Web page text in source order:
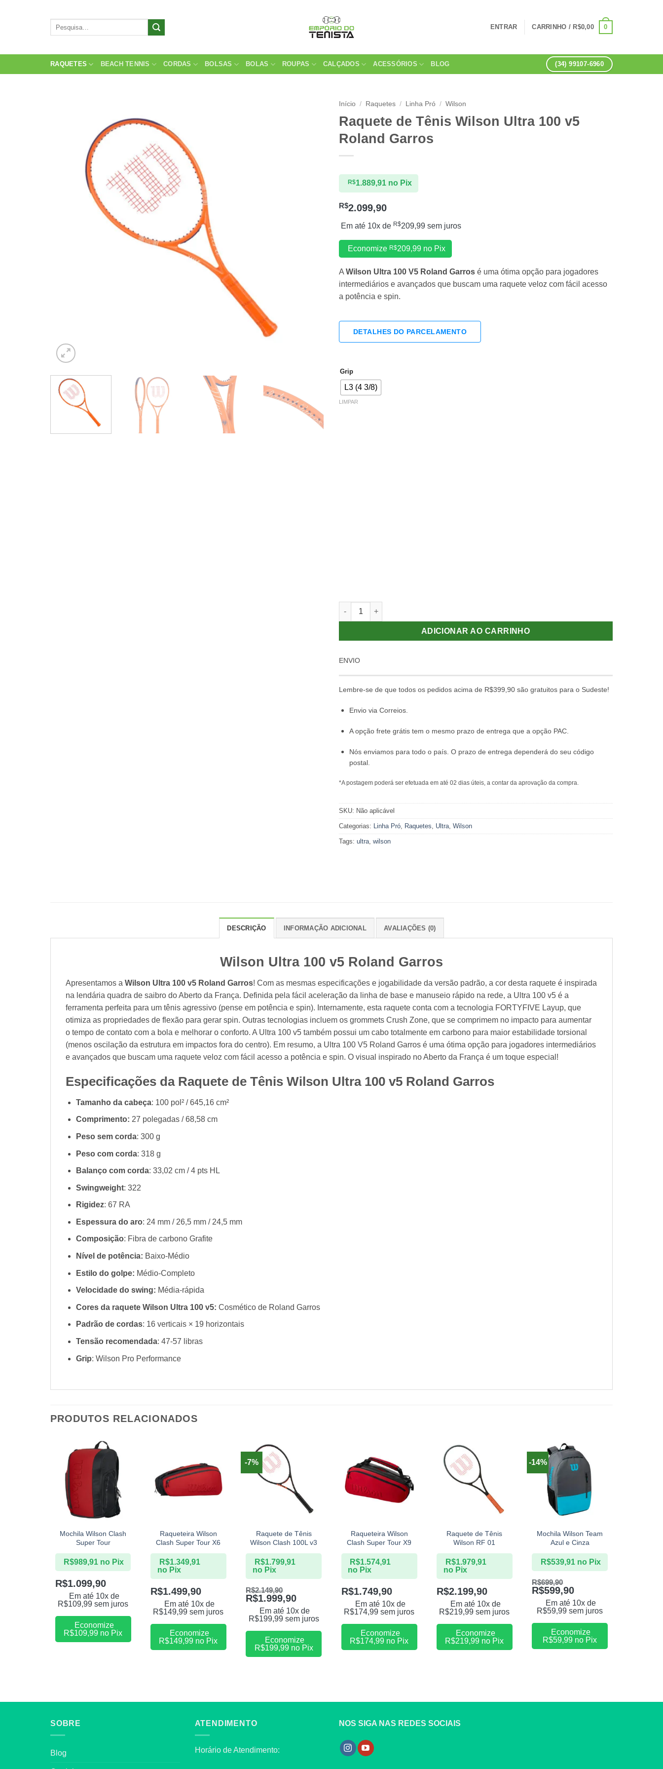
ENTRAR CARRINHO / R$0,00 0
RAQUETES BEACH TENNIS CORDAS BOLSAS BOLAS ROUPAS CALÇADOS ACESSÓRIOS BLOG (34) 99107-6960
Início / Raquetes / Linha Pró / Wilson
Raquete de Tênis Wilson Ultra 100 v5
Roland Garros
R$2.099,90
Em até 10x de R$209,99 sem juros
R$1.889,91 no Pix
Economize R$209,99no Pix
A Wilson Ultra 100 V5 Roland Garros é uma ótima opção para jogadores
intermediários e avançados que buscam uma raquete veloz com fácil acesso
a potência e spin.
DETALHES DO PARCELAMENTO
Grip
L3 (4 3/8)
LIMPAR
Raquete de Tênis Wilson Ultra 100 v5 Roland Garros quantidade
ADICIONAR AO CARRINHO
ENVIO
Lembre-se de que todos os pedidos acima de R$399,90 são gratuitos para o Sudeste!
Envio via Correios.
A opção frete grátis tem o mesmo prazo de entrega que a opção PAC.
Nós enviamos para todo o país. O prazo de entrega dependerá do seu código
postal.
*A postagem poderá ser efetuada em até 02 dias úteis, a contar da aprovação da compra.
SKU: Não aplicável
Categorias: Linha Pró Raquetes Ultra Wilson
Tags: ultra wilson
DESCRIÇÃO INFORMAÇÃO ADICIONAL AVALIAÇÕES (0)
Wilson Ultra 100 v5 Roland Garros
Apresentamos a Wilson Ultra 100 v5 Roland Garros! Com as mesmas especificações e jogabilidade da versão padrão, a cor desta raquete é inspirada
na lendária quadra de saibro do Aberto da França. Definida pela fácil aceleração da linha de base e manuseio rápido na rede, a Ultra 100 v5 é a
ferramenta perfeita para um tênis agressivo (pense em potência e spin). Internamente, esta raquete conta com a tecnologia FORTYFIVE Layup, que
otimiza as propriedades de flexão para gerar spin. Outras tecnologias incluem os grommets Crush Zone, que se comprimem no impacto para aumentar
o tempo de contato com a bola e melhorar o conforto. A Ultra 100 v5 também possui um cabo totalmente em carbono para maior estabilidade torsional
(menos oscilação da estrutura em impactos fora do centro). Em resumo, a Ultra 100 V5 Roland Garros é uma ótima opção para jogadores intermediários
e avançados que buscam uma raquete veloz com fácil acesso a potência e spin. O visual inspirado no Aberto da França é um toque especial!
Especificações da Raquete de Tênis Wilson Ultra 100 v5 Roland Garros
Tamanho da cabeça: 100 pol² / 645,16 cm²
Comprimento: 27 polegadas / 68,58 cm
Peso sem corda: 300 g
Peso com corda: 318 g
Balanço com corda: 33,02 cm / 4 pts HL
Swingweight: 322
Rigidez: 67 RA
Espessura do aro: 24 mm / 26,5 mm / 24,5 mm
Composição: Fibra de carbono Grafite
Nível de potência: Baixo-Médio
Estilo do golpe: Médio-Completo
Velocidade do swing: Média-rápida
Cores da raquete Wilson Ultra 100 v5: Cosmético de Roland Garros
Padrão de cordas: 16 verticais × 19 horizontais
Tensão recomendada: 47-57 libras
Grip: Wilson Pro Performance
PRODUTOS RELACIONADOS
Mochila Wilson Clash
Super Tour
R$1.099,90
Em até 10x de
R$109,99 sem juros
R$989,91 no Pix
Economize
R$109,99 no Pix
Raqueteira Wilson
Clash Super Tour X6
R$1.499,90
Em até 10x de
R$149,99 sem juros
R$1.349,91
no Pix
Economize
R$149,99 no Pix
-7%
Raquete de Tênis
Wilson Clash 100L v3
R$2.149,90
R$1.999,90
Em até 10x de
R$199,99sem juros
R$1.799,91
no Pix
Economize
R$199,99no Pix
Raqueteira Wilson
Clash Super Tour X9
R$1.749,90
Em até 10x de
R$174,99 sem juros
R$1.574,91
no Pix
Economize
R$174,99 no Pix
Raquete de Tênis
Wilson RF 01
R$2.199,90
Em até 10x de
R$219,99 sem juros
R$1.979,91
no Pix
Economize
R$219,99 no Pix
-14%
Mochila Wilson Team
Azul e Cinza
R$699,90
R$599,90
Em até 10x de
R$59,99 sem juros
R$539,91 no Pix
Economize
R$59,99 no Pix
SOBRE
Blog
ATENDIMENTO
Horário de Atendimento:
NOS SIGA NAS REDES SOCIAIS